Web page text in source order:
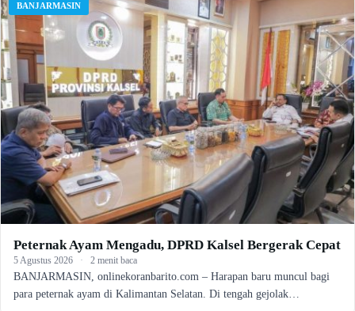
BANJARMASIN
Peternak Ayam Mengadu, DPRD Kalsel Bergerak Cepat
5 Agustus 2026 · 2 menit baca
BANJARMASIN, onlinekoranbarito.com – Harapan baru muncul bagi
para peternak ayam di Kalimantan Selatan. Di tengah gejolak…